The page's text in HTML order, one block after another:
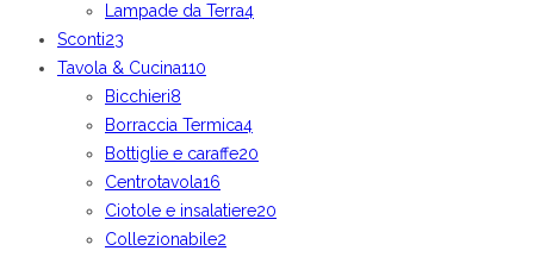
Lampade da Terra4
Sconti23
Tavola & Cucina110
Bicchieri8
Borraccia Termica4
Bottiglie e caraffe20
Centrotavola16
Ciotole e insalatiere20
Collezionabile2